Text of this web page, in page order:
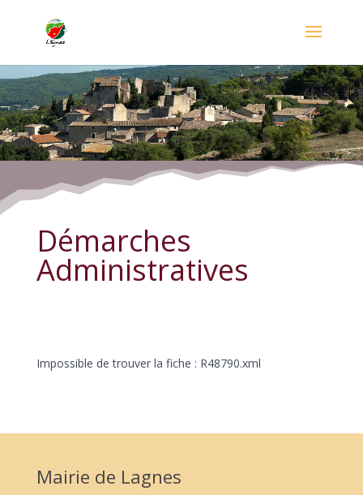
Démarches Administratives
Démarches
Administratives
Impossible de trouver la fiche : R48790.xml
Mairie de Lagnes